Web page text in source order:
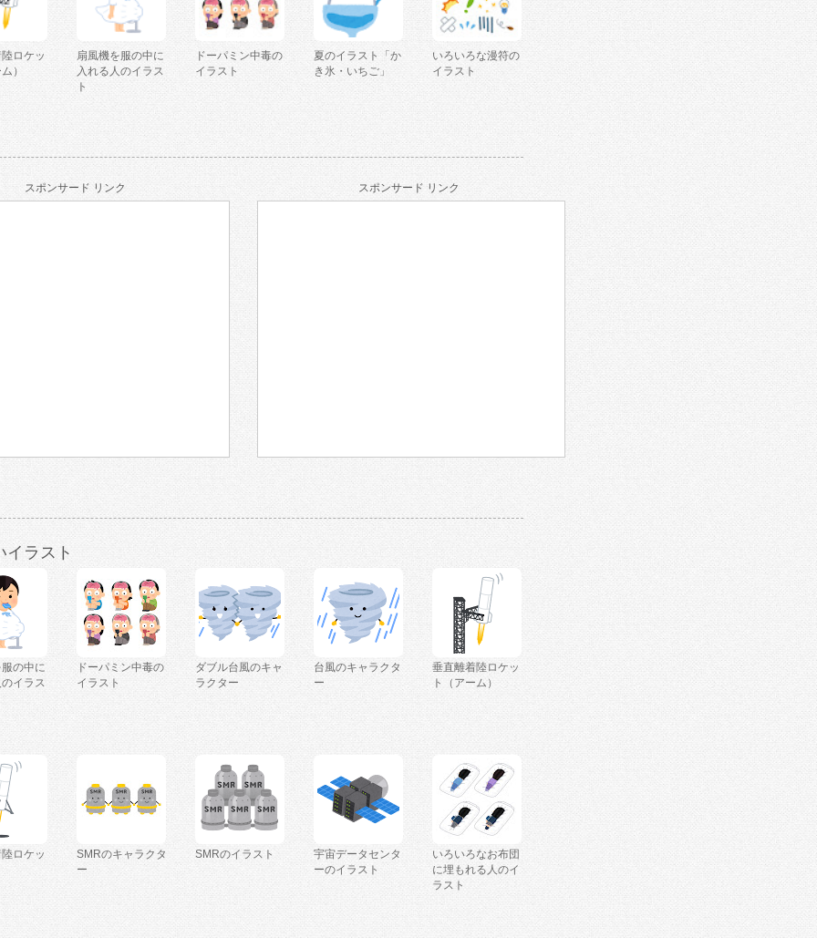
ロケッ
）
扇風機を服の中に
入れる人のイラス
ト
ドーパミン中毒の
イラスト
夏のイラスト「か
き氷・いちご」
いろいろな漫符の
イラスト
スポンサード リンク スポンサード リンク
イラスト
の中に
イラス
ドーパミン中毒の
イラスト
ダブル台風のキャ
ラクター
台風のキャラクタ
ー
垂直離着陸ロケッ
ト（アーム）
ロケッ
SMRのキャラクタ
ー
SMRのイラスト
宇宙データセンタ
ーのイラスト
いろいろなお布団
に埋もれる人のイ
ラスト